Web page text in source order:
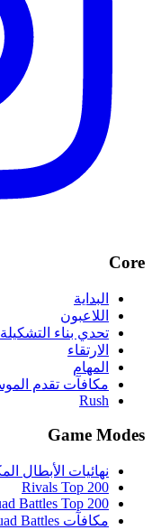
Core
البداية
اللاعبون
تحدي بناء التشكيلة
الارتقاء
المهام
مكافآت تقدم
Rush
Game Modes
نهائيات الأبطال
Rivals Top 200
Battles Top 200
مكافآت Squad Battles